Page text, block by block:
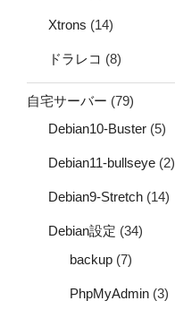
Xtrons (14)
ドラレコ (8)
自宅サーバー (79)
Debian10-Buster (5)
Debian11-bullseye (2)
Debian9-Stretch (14)
Debian設定 (34)
backup (7)
PhpMyAdmin (3)